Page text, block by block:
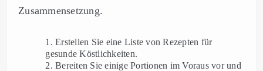
Zusammensetzung.
Erstellen Sie eine Liste von Rezepten für
gesunde Köstlichkeiten.
Bereiten Sie einige Portionen im Voraus vor und